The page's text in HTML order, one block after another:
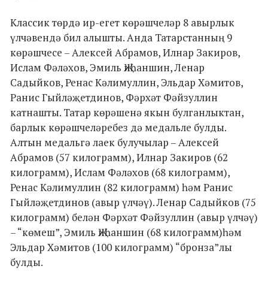
Классик төрдә ир-егет көрәшчеләр 8 авырлык
үлчәвендә бил алышты. Анда Татарстанның 9
көрәшчесе – Алексей Абрамов, Илнар Закиров,
Ислам Фәләхов, Эмиль Җиһаншин, Ленар
Садыйков, Ренас Кәлимуллин, Эльдар Хәмитов,
Ранис Гыйләҗетдинов, Фәрхәт Фәйзуллин
катнашты. Татар көрәшенә якын булганлыктан,
барлык көрәшчеләребез дә медальле булды.
Алтын медальгә лаек булучылар – Алексей
Абрамов (57 килограмм), Илнар Закиров (62
килограмм), Ислам Фәләхов (68 килограмм),
Ренас Кәлимуллин (82 килограмм) һәм Ранис
Гыйләҗетдинов (авыр үлчәү). Ленар Садыйков (75
килограмм) белән Фәрхәт Фәйзуллин (авыр үлчәү)
– “көмеш”, Эмиль Җиһаншин (68 килограмм)һәм
Эльдар Хәмитов (100 килограмм) “бронза”лы
булды.